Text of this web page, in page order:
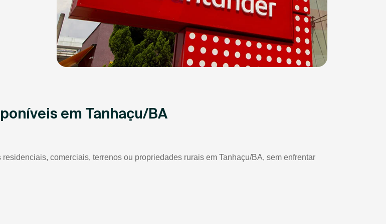
em Tanhaçu/BA
comerciais, terrenos ou propriedades rurais em Tanhaçu/BA, sem enfrentar